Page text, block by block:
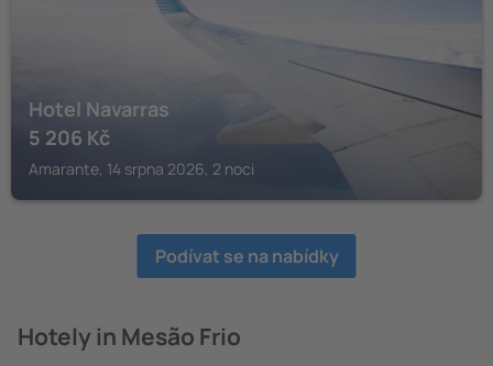
Hotel Navarras
5 206 Kč
Amarante, 14 srpna 2026, 2 noci
Podívat se na nabídky
Hotely in Mesão Frio